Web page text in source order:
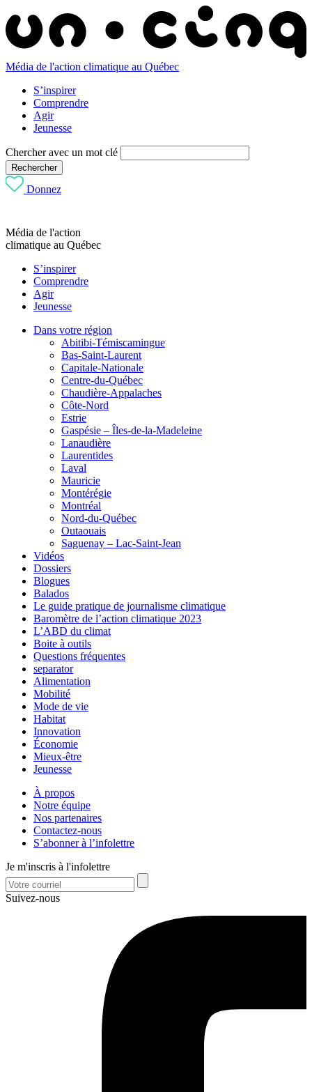
Média de l'action climatique au Québec
S’inspirer
Comprendre
Agir
Jeunesse
Chercher avec un mot clé
Rechercher
Donnez
Média de l'action
climatique au Québec
S’inspirer
Comprendre
Agir
Jeunesse
Dans votre région
Abitibi-Témiscamingue
Bas-Saint-Laurent
Capitale-Nationale
Centre-du-Québec
Chaudière-Appalaches
Côte-Nord
Estrie
Gaspésie – Îles-de-la-Madeleine
Lanaudière
Laurentides
Laval
Mauricie
Montérégie
Montréal
Nord-du-Québec
Outaouais
Saguenay – Lac-Saint-Jean
Vidéos
Dossiers
Blogues
Balados
Le guide pratique de journalisme climatique
Baromètre de l’action climatique 2023
L’ABD du climat
Boite à outils
Questions fréquentes
separator
Alimentation
Mobilité
Mode de vie
Habitat
Innovation
Économie
Mieux-être
Jeunesse
À propos
Notre équipe
Nos partenaires
Contactez-nous
S’abonner à l’infolettre
Je m'inscris à l'infolettre
Suivez-nous